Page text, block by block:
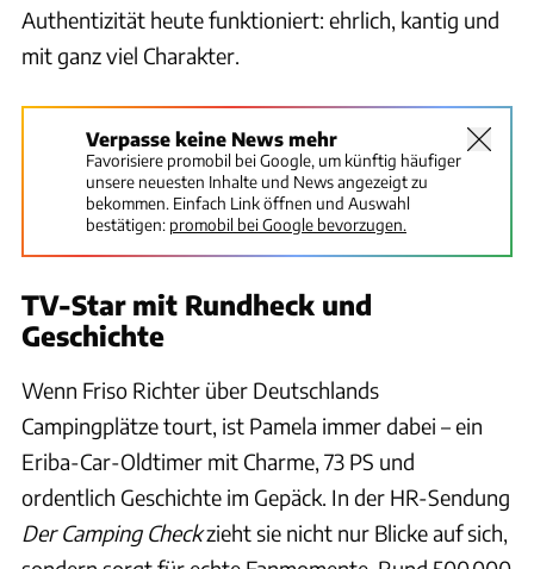
Authentizität heute funktioniert: ehrlich, kantig und
mit ganz viel Charakter.
Verpasse keine News mehr
Favorisiere promobil bei Google, um künftig häufiger
unsere neuesten Inhalte und News angezeigt zu
bekommen. Einfach Link öffnen und Auswahl
bestätigen: promobil bei Google bevorzugen.
TV-Star mit Rundheck und
Geschichte
Wenn Friso Richter über Deutschlands
Campingplätze tourt, ist Pamela immer dabei – ein
Eriba-Car-Oldtimer mit Charme, 73 PS und
ordentlich Geschichte im Gepäck. In der HR-Sendung
Der Camping Checkzieht sie nicht nur Blicke auf sich,